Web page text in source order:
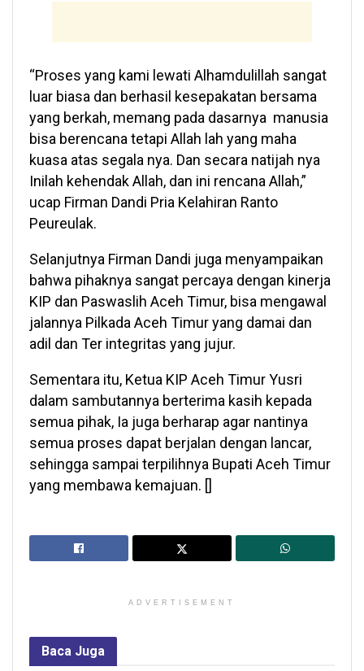
“Proses yang kami lewati Alhamdulillah sangat
luar biasa dan berhasil kesepakatan bersama
yang berkah, memang pada dasarnya manusia
bisa berencana tetapi Allah lah yang maha
kuasa atas segala nya. Dan secara natijah nya
Inilah kehendak Allah, dan ini rencana Allah,”
ucap Firman Dandi Pria Kelahiran Ranto
Peureulak.
Selanjutnya Firman Dandi juga menyampaikan
bahwa pihaknya sangat percaya dengan kinerja
KIP dan Paswaslih Aceh Timur, bisa mengawal
jalannya Pilkada Aceh Timur yang damai dan
adil dan Ter integritas yang jujur.
Sementara itu, Ketua KIP Aceh Timur Yusri
dalam sambutannya berterima kasih kepada
semua pihak, Ia juga berharap agar nantinya
semua proses dapat berjalan dengan lancar,
sehingga sampai terpilihnya Bupati Aceh Timur
yang membawa kemajuan. []
ADVERTISEMENT
Baca Juga